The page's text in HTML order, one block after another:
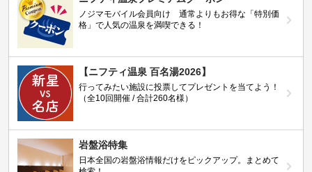
ノジマモバイル会員向け 通常よりもお得な「特別価
格」で人気の温泉を満喫できる！
【ニフティ温泉 百名湯2026】
行ってみたい施設に投票してプレゼントを当てよう！
（全10回開催 / 合計260名様）
岩盤浴特集
日本全国の岩盤浴情報だけをピックアップ。まとめて